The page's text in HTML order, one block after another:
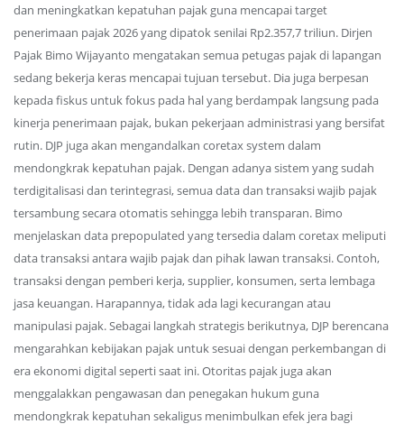
dan meningkatkan kepatuhan pajak guna mencapai target
penerimaan pajak 2026 yang dipatok senilai Rp2.357,7 triliun. Dirjen
Pajak Bimo Wijayanto mengatakan semua petugas pajak di lapangan
sedang bekerja keras mencapai tujuan tersebut. Dia juga berpesan
kepada fiskus untuk fokus pada hal yang berdampak langsung pada
kinerja penerimaan pajak, bukan pekerjaan administrasi yang bersifat
rutin. DJP juga akan mengandalkan coretax system dalam
mendongkrak kepatuhan pajak. Dengan adanya sistem yang sudah
terdigitalisasi dan terintegrasi, semua data dan transaksi wajib pajak
tersambung secara otomatis sehingga lebih transparan. Bimo
menjelaskan data prepopulated yang tersedia dalam coretax meliputi
data transaksi antara wajib pajak dan pihak lawan transaksi. Contoh,
transaksi dengan pemberi kerja, supplier, konsumen, serta lembaga
jasa keuangan. Harapannya, tidak ada lagi kecurangan atau
manipulasi pajak. Sebagai langkah strategis berikutnya, DJP berencana
mengarahkan kebijakan pajak untuk sesuai dengan perkembangan di
era ekonomi digital seperti saat ini. Otoritas pajak juga akan
menggalakkan pengawasan dan penegakan hukum guna
mendongkrak kepatuhan sekaligus menimbulkan efek jera bagi